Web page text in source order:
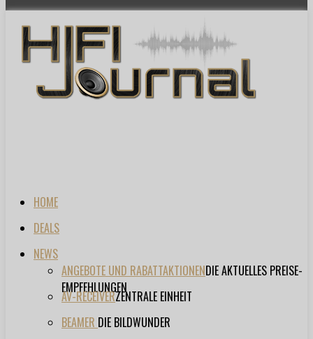
HOME
DEALS
NEWS
ANGEBOTE UND RABATTAKTIONENDIE AKTUELLES PREISE-
EMPFEHLUNGEN
AV-RECEIVERZENTRALE EINHEIT
BEAMER DIE BILDWUNDER